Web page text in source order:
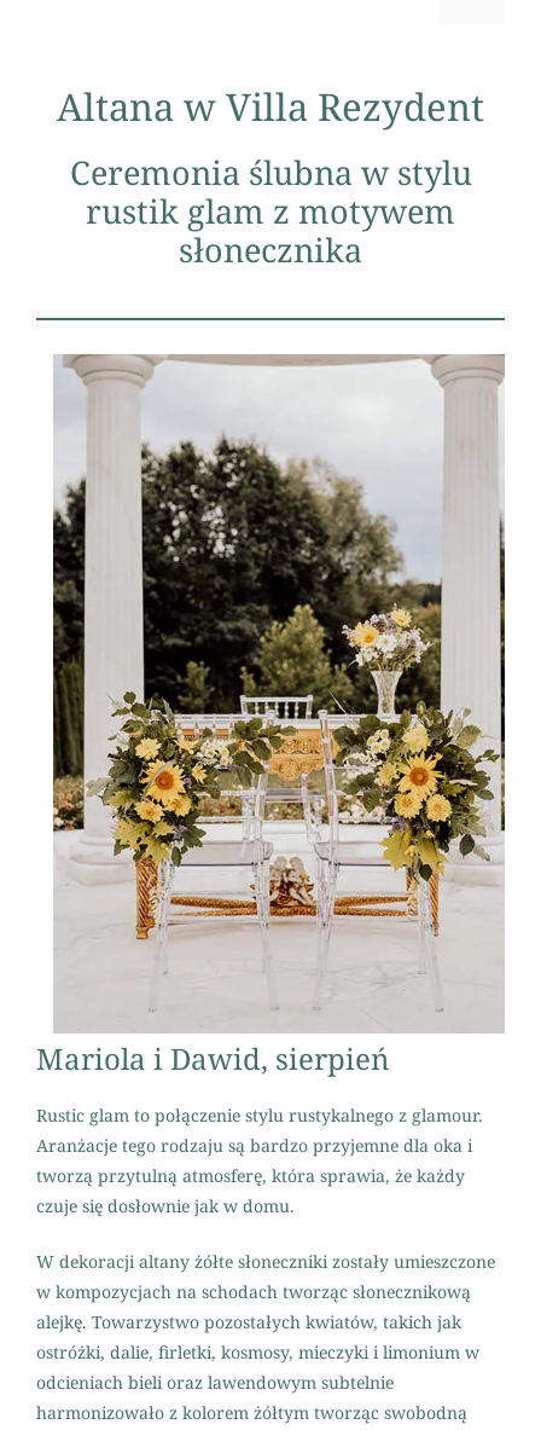
Altana w Villa Rezydent
Ceremonia ślubna w stylu
rustik glam z motywem
słonecznika
Mariola i Dawid, sierpień
Rustic glam to połączenie stylu rustykalnego z glamour.
Aranżacje tego rodzaju są bardzo przyjemne dla oka i
tworzą przytulną atmosferę, która sprawia, że każdy
czuje się dosłownie jak w domu.
W dekoracji altany żółte słoneczniki zostały umieszczone
w kompozycjach na schodach tworząc słonecznikową
alejkę. Towarzystwo pozostałych kwiatów, takich jak
ostróżki, dalie, firletki, kosmosy, mieczyki i limonium w
odcieniach bieli oraz lawendowym subtelnie
harmonizowało z kolorem żółtym tworząc swobodną